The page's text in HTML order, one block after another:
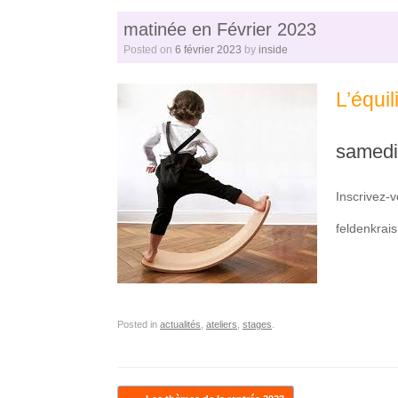
matinée en Février 2023
Posted on 6 février 2023 by inside
Inscrivez-
Posted in actualités ateliers stages
Post navigation